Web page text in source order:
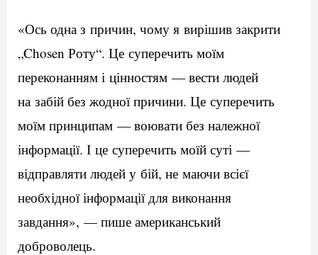
«Ось одна з причин, чому я вирішив закрити
„Chosen Роту“. Це суперечить моїм
переконанням і цінностям — вести людей
на забій без жодної причини. Це суперечить
моїм принципам — воювати без належної
інформації. І це суперечить моїй суті —
відправляти людей у бій, не маючи всієї
необхідної інформації для виконання
завдання», — пише американський
доброволець.